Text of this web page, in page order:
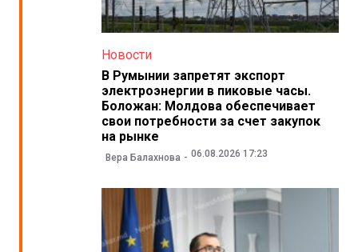
Новости
В Румынии запретят экспорт
электроэнергии в пиковые часы.
Боложан: Молдова обеспечивает
свои потребности за счет закупок
на рынке
Вера Балахнова 06.08.2026 17:23